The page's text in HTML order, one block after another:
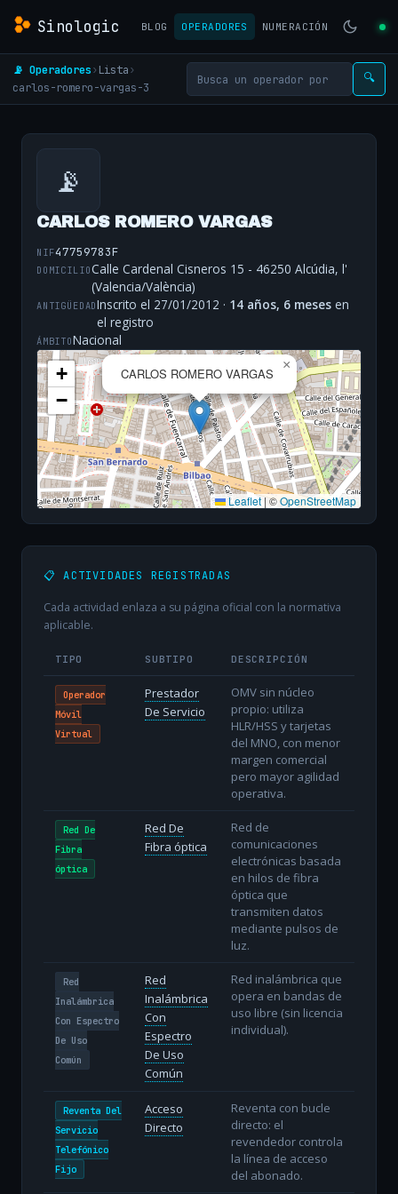
Sinologic BLOG OPERADORES NUMERACIÓN
📡 Operadores› Lista›
carlos-romero-vargas-3
🔍
📡
CARLOS ROMERO VARGAS
NIF47759783F
DOMICILIOCalle Cardenal Cisneros 15 - 46250 Alcúdia, l'
(Valencia/València)
ANTIGÜEDADInscrito el 27/01/2012 · 14 años, 6 meses en
el registro
ÁMBITONacional
CARLOS ROMERO VARGAS
×
+
−
Leaflet|©OpenStreetMap
📋 ACTIVIDADES REGISTRADAS
Cada actividad enlaza a su página oficial con la normativa
aplicable.
TIPO SUBTIPO DESCRIPCIÓN
Operador
Móvil
Virtual
Prestador
De Servicio
OMV sin núcleo
propio: utiliza
HLR/HSS y tarjetas
del MNO, con menor
margen comercial
pero mayor agilidad
operativa.
Red De
Fibra
óptica
Red De
Fibra óptica
Red de
comunicaciones
electrónicas basada
en hilos de fibra
óptica que
transmiten datos
mediante pulsos de
luz.
Red
Inalámbrica
Con Espectro
De Uso
Común
Red
Inalámbrica
Con
Espectro
De Uso
Común
Red inalámbrica que
opera en bandas de
uso libre (sin licencia
individual).
Reventa Del
Servicio
Telefónico
Fijo
Acceso
Directo
Reventa con bucle
directo: el
revendedor controla
la línea de acceso
del abonado.